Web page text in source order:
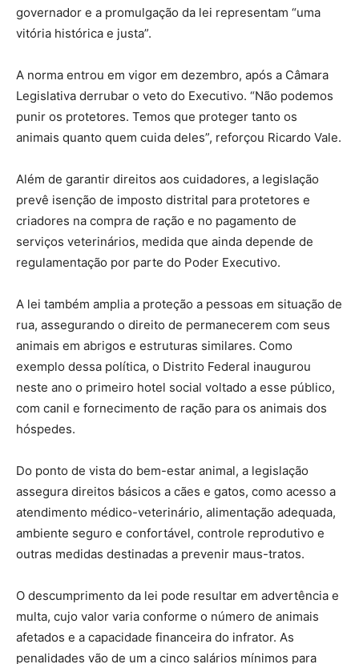
governador e a promulgação da lei representam “uma
vitória histórica e justa”.
A norma entrou em vigor em dezembro, após a Câmara
Legislativa derrubar o veto do Executivo. “Não podemos
punir os protetores. Temos que proteger tanto os
animais quanto quem cuida deles”, reforçou Ricardo Vale.
Além de garantir direitos aos cuidadores, a legislação
prevê isenção de imposto distrital para protetores e
criadores na compra de ração e no pagamento de
serviços veterinários, medida que ainda depende de
regulamentação por parte do Poder Executivo.
A lei também amplia a proteção a pessoas em situação de
rua, assegurando o direito de permanecerem com seus
animais em abrigos e estruturas similares. Como
exemplo dessa política, o Distrito Federal inaugurou
neste ano o primeiro hotel social voltado a esse público,
com canil e fornecimento de ração para os animais dos
hóspedes.
Do ponto de vista do bem-estar animal, a legislação
assegura direitos básicos a cães e gatos, como acesso a
atendimento médico-veterinário, alimentação adequada,
ambiente seguro e confortável, controle reprodutivo e
outras medidas destinadas a prevenir maus-tratos.
O descumprimento da lei pode resultar em advertência e
multa, cujo valor varia conforme o número de animais
afetados e a capacidade financeira do infrator. As
penalidades vão de um a cinco salários mínimos para